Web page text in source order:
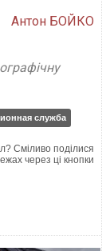
Антон БОЙКО
служба
Сміливо поділися
через ці кнопки